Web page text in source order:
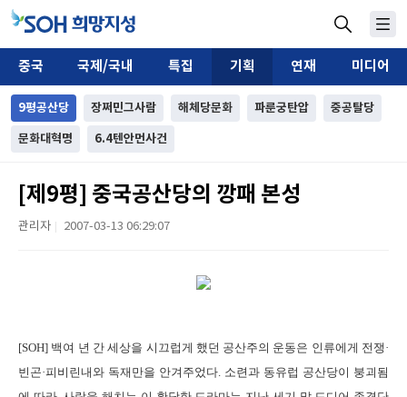
중국 국제/국내 특집 기획 연재 미디어
9평공산당 장쩌민그사람 해체당문화 파룬궁탄압 중공탈당
문화대혁명 6.4텐안먼사건
[제9평] 중국공산당의 깡패 본성
관리자 2007-03-13 06:29:07
[SOH] 백여 년 간 세상을 시끄럽게 했던 공산주의 운동은 인류에게 전쟁·
빈곤·피비린내와 독재만을 안겨주었다. 소련과 동유럽 공산당이 붕괴됨